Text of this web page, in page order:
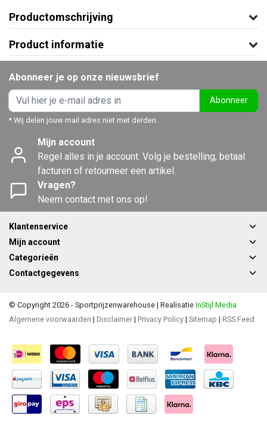
Productomschrijving
Product informatie
Abonneer je op onze nieuwsbrief
Abonneer
* Wij delen jouw mail adres niet met derden.
Mijn account
Regel alles in je account. Volg je bestelling, betaal
facturen of retourneer een artikel.
Vragen?
Neem contact met ons op!
Klantenservice
Mijn account
Categorieën
Contactgegevens
© Copyright 2026 - Sportprijzenwarehouse | Realisatie InStijl Media
Algemene voorwaarden | Disclaimer | Privacy Policy | Sitemap | RSS Feed